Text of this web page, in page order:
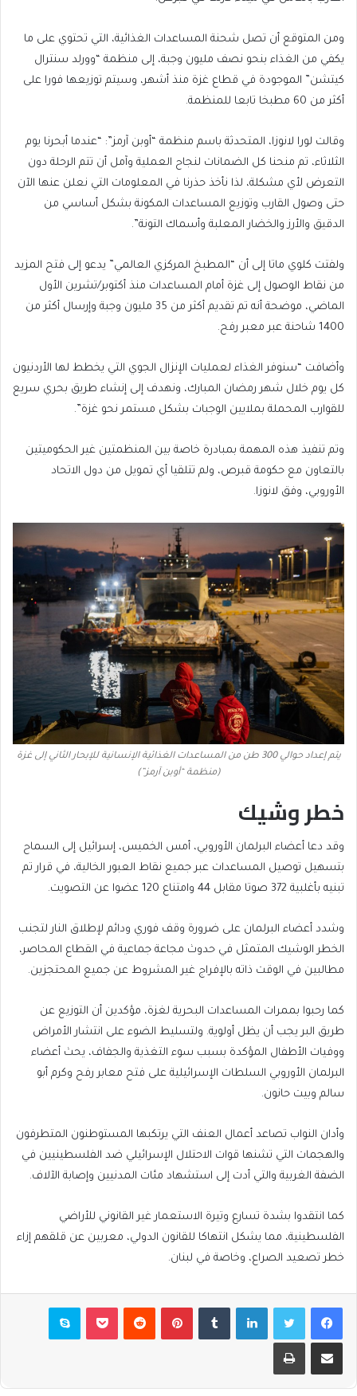
ومن المتوقع أن تصل شحنة المساعدات الغذائية، التي تحتوي على ما
يكفي من الغذاء بنحو نصف مليون وجبة، إلى منظمة “وورلد سنترال
كيتشن” الموجودة في قطاع غزة منذ أشهر، وسيتم توزيعها فورا على
أكثر من 60 مطبخا تابعا للمنظمة.
وقالت لورا لانوزا، المتحدثة باسم منظمة “أوبن آرمز”: “عندما أبحرنا يوم
الثلاثاء، تم منحنا كل الضمانات لنجاح العملية وآمل أن تتم الرحلة دون
التعرض لأي مشكلة، لذا نأخذ حذرنا في المعلومات التي نعلن عنها الآن
حتى وصول القارب وتوزيع المساعدات المكونة بشكل أساسي من
الدقيق والأرز والخضار المعلبة وأسماك التونة”.
ولفتت كلوي ماتا إلى أن “المطبخ المركزي العالمي” يدعو إلى فتح المزيد
من نقاط الوصول إلى غزة أمام المساعدات منذ أكتوبر/تشرين الأول
الماضي، موضحة أنه تم تقديم أكثر من 35 مليون وجبة وإرسال أكثر من
1400 شاحنة عبر معبر رفح.
وأضافت “سنوفر الغذاء لعمليات الإنزال الجوي التي يخطط لها الأردنيون
كل يوم خلال شهر رمضان المبارك، ونهدف إلى إنشاء طريق بحري سريع
للقوارب المحملة بملايين الوجبات بشكل مستمر نحو غزة”.
وتم تنفيذ هذه المهمة بمبادرة خاصة بين المنظمتين غير الحكوميتين
بالتعاون مع حكومة قبرص، ولم تتلقيا أي تمويل من دول الاتحاد
الأوروبي، وفق لانوزا.
يتم إعداد حوالي 300 طن من المساعدات الغذائية الإنسانية للإبحار الثاني إلى غزة
(منظمة “أوبن آرمز”)
خطر وشيك
وقد دعا أعضاء البرلمان الأوروبي، أمس الخميس، إسرائيل إلى السماح
بتسهيل توصيل المساعدات عبر جميع نقاط العبور الخالية، في قرار تم
تبنيه بأغلبية 372 صوتا مقابل 44 وامتناع 120 عضوا عن التصويت.
وشدد أعضاء البرلمان على ضرورة وقف فوري ودائم لإطلاق النار لتجنب
الخطر الوشيك المتمثل في حدوث مجاعة جماعية في القطاع المحاصر،
مطالبين في الوقت ذاته بالإفراج غير المشروط عن جميع المحتجزين.
كما رحبوا بممرات المساعدات البحرية لغزة، مؤكدين أن التوزيع عن
طريق البر يجب أن يظل أولوية. ولتسليط الضوء على انتشار الأمراض
ووفيات الأطفال المؤكدة بسبب سوء التغذية والجفاف، يحث أعضاء
البرلمان الأوروبي السلطات الإسرائيلية على فتح معابر رفح وكرم أبو
سالم وبيت حانون.
وأدان النواب تصاعد أعمال العنف التي يرتكبها المستوطنون المتطرفون
والهجمات التي تشنها قوات الاحتلال الإسرائيلي ضد الفلسطينيين في
الضفة الغربية والتي أدت إلى استشهاد مئات المدنيين وإصابة الآلاف.
كما انتقدوا بشدة تسارع وتيرة الاستعمار غير القانوني للأراضي
الفلسطينية، مما يشكل انتهاكا للقانون الدولي، معربين عن قلقهم إزاء
خطر تصعيد الصراع، وخاصة في لبنان.
فيسبوكتويتر لينكدإن بينتيريست بوكيت سكايب
مشاركة عبر البريد طباعة